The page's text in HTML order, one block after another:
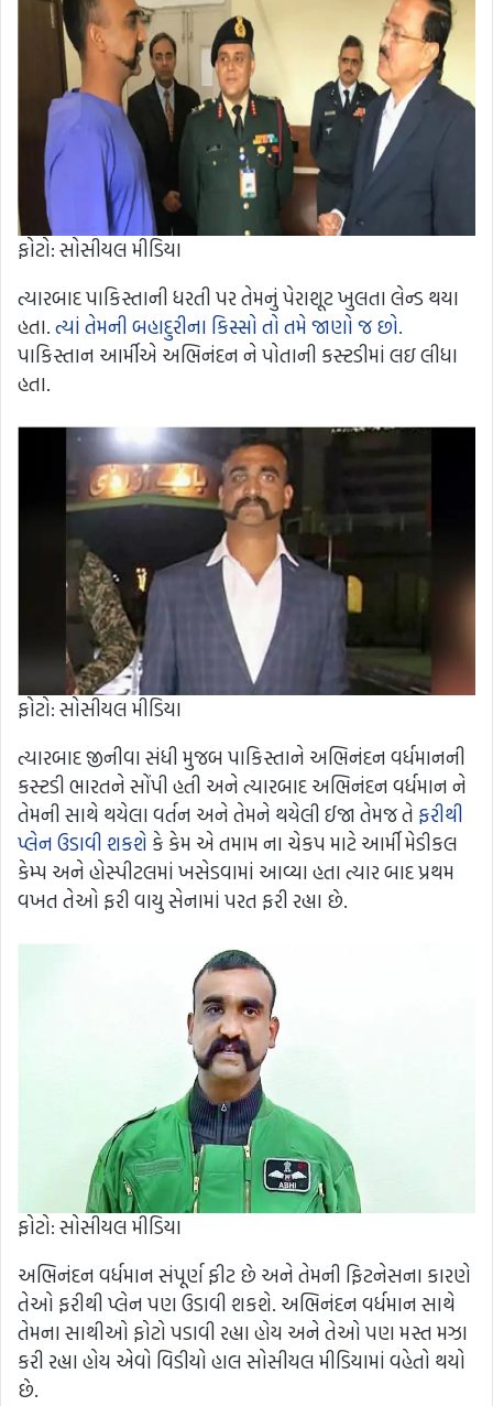
ફોટો: સોસીયલ મીડિયા
ત્યારબાદ પાકિસ્તાની ધરતી પર તેમનું પેરાશૂટ ખુલતા લેન્ડ થયા
હતા.ત્યાં તેમની બહાદુરીના કિસ્સો તો તમે જાણો જ છો.
પાકિસ્તાન આર્મીએ અભિનંદન ને પોતાની કસ્ટડીમાં લઇ લીધા
હતા.
ફોટો: સોસીયલ મીડિયા
ત્યારબાદ જીનીવા સંધી મુજબ પાકિસ્તાને અભિનંદન વર્ધમાનની
કસ્ટડી ભારતને સોંપી હતી અને ત્યારબાદ અભિનંદન વર્ધમાન ને
તેમની સાથે થયેલા વર્તન અને તેમને થયેલી ઈજા તેમજ તે ફરીથી
પ્લેન ઉડાવી શકશે કે કેમ એ તમામ ના ચેકપ માટે આર્મી મેડીકલ
કેમ્પ અને હોસ્પીટલમાં ખસેડવામાં આવ્યા હતા ત્યાર બાદ પ્રથમ
વખત તેઓ ફરી વાયુ સેનામાં પરત ફરી રહ્યા છે.
ફોટો: સોસીયલ મીડિયા
અભિનંદન વર્ધમાન સંપૂર્ણ ફીટ છે અને તેમની ફિટનેસના કારણે
તેઓ ફરીથી પ્લેન પણ ઉડાવી શકશે. અભિનંદન વર્ધમાન સાથે
તેમના સાથીઓ ફોટો પડાવી રહ્યા હોય અને તેઓ પણ મસ્ત મઝા
કરી રહ્યા હોય એવો વિડીયો હાલ સોસીયલ મીડિયામાં વહેતો થયો
છે.